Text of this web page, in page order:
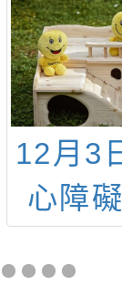
12月3
心障
造 「